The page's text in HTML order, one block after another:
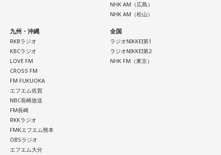
齊藤さんは23歳の時、市が行った「八王子の空襲と戦災の記
録」の編集に関わったことで、戦没者のご遺族の方とお逢い
して、戦争体験の聞き取り調査を行うようになりました。た
だ、普通の空襲は、家の場所を調べれば、お住まいになって
いた人が分かりますが、列車の乗客は、たまたま乗り合わせ
た人ばかりで、調査は困難を極めたんですね。
そこで、齊藤さんをはじめ本の編集委員の皆さんは、新聞や
テレビなどの協力を得て、ときには、新聞に「尋ね人」の広
告も出しながら、列車に乗っていた人を探しました。まだ新
聞やテレビの影響力が強かった時代、終戦40年を前に、健在
NHK AM（広島）
NHK AM（松山）
九州・沖縄
RKBラジオ
KBCラジオ
LOVE FM
CROSS FM
FM FUKUOKA
エフエム佐賀
NBC長崎放送
FM長崎
RKKラジオ
FMKエフエム熊本
OBSラジオ
エフエム大分
全国
ラジオNIKKEI第1
ラジオNIKKEI第2
NHK FM（東京）